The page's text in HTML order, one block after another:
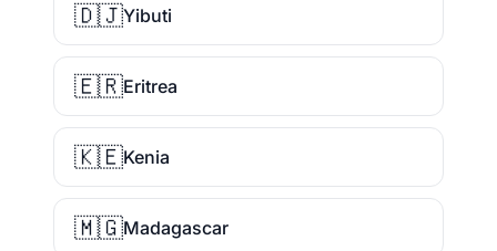
🇩🇯Yibuti
🇪🇷Eritrea
🇰🇪Kenia
🇲🇬Madagascar